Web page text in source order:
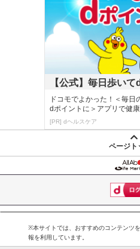
【公式】毎日歩い
う！
ドコモでよかった！＜毎日
dポイントに＞アプリで健康
楽しく続く！
[PR] dヘルスケア
ページト
※本サイトでは、おすすめのコンテンツ
報を利用しています。